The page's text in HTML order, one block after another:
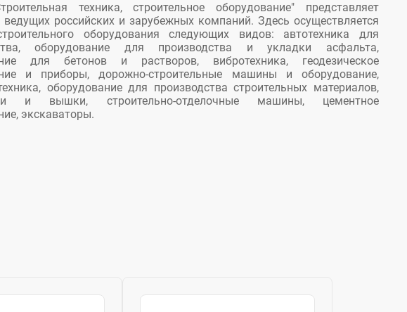
техника, строительное оборудование" представляет
российских и зарубежных компаний. Здесь осуществляется
оборудования следующих видов: автотехника для
оборудование для производства и укладки асфальта,
для бетонов и растворов, вибротехника, геодезическое
и приборы, дорожно-строительные машины и оборудование,
оборудование для производства строительных материалов,
и вышки, строительно-отделочные машины, цементное
экскаваторы.